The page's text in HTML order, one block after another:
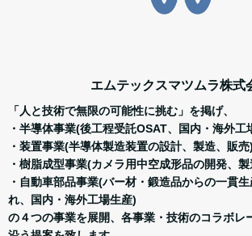
エムテックスマツムラ株式
「人と技術で無限の可能性に挑む」を掲げ、
・半導体事業(後工程受託OSAT、国内・海外工
・装置事業(半導体製造装置の設計、製造、販売)
・樹脂成型事業(カメラ用中空成形品の開発、
・自動車部品事業(バー材・鍛造品からの一貫
れ、国内・海外工場生産)
の４つの事業を展開、各事業・技術のコラボレ